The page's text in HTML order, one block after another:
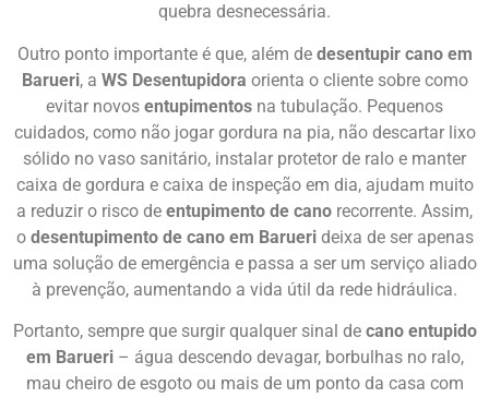
quebra desnecessária.
Outro ponto importante é que, além de desentupir cano em
Barueri, a WS Desentupidora orienta o cliente sobre como
evitar novos entupimentos na tubulação. Pequenos
cuidados, como não jogar gordura na pia, não descartar lixo
sólido no vaso sanitário, instalar protetor de ralo e manter
caixa de gordura e caixa de inspeção em dia, ajudam muito
a reduzir o risco de entupimento de cano recorrente. Assim,
o desentupimento de cano em Baruerideixa de ser apenas
uma solução de emergência e passa a ser um serviço aliado
à prevenção, aumentando a vida útil da rede hidráulica.
Portanto, sempre que surgir qualquer sinal de cano entupido
em Barueri– água descendo devagar, borbulhas no ralo,
mau cheiro de esgoto ou mais de um ponto da casa com